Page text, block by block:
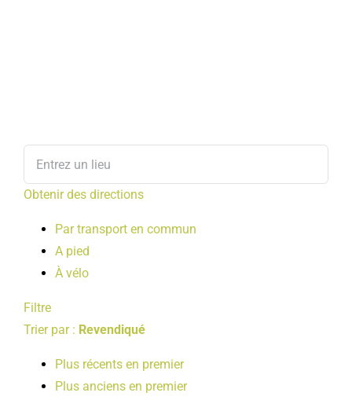
Obtenir des directions
Par transport en commun
A pied
À vélo
Filtre
Trier par : Revendiqué
Plus récents en premier
Plus anciens en premier